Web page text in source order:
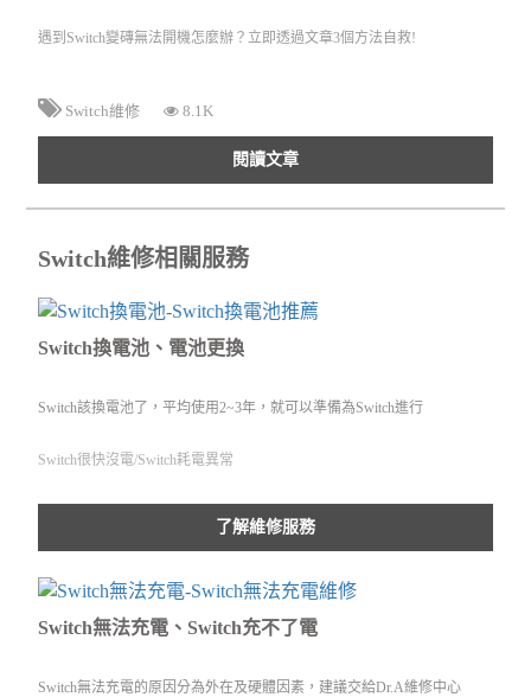
遇到Switch變磚無法開機怎麼辦？立即透過文章3個方法自救!
Switch維修 8.1K
閱讀文章
Switch維修相關服務
Switch換電池、電池更換
Switch該換電池了，平均使用2~3年，就可以準備為Switch進行
Switch很快沒電/Switch耗電異常
了解維修服務
Switch無法充電、Switch充不了電
Switch無法充電的原因分為外在及硬體因素，建議交給Dr.A維修中心